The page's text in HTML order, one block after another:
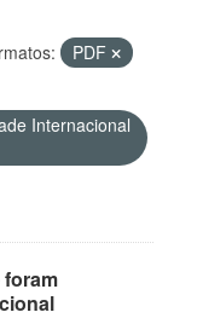
PDF
Internacional